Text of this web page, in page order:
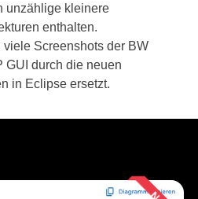
unzählige kleinere
enthalten.
Screenshots der BW
GUI durch die neuen
in Eclipse ersetzt.